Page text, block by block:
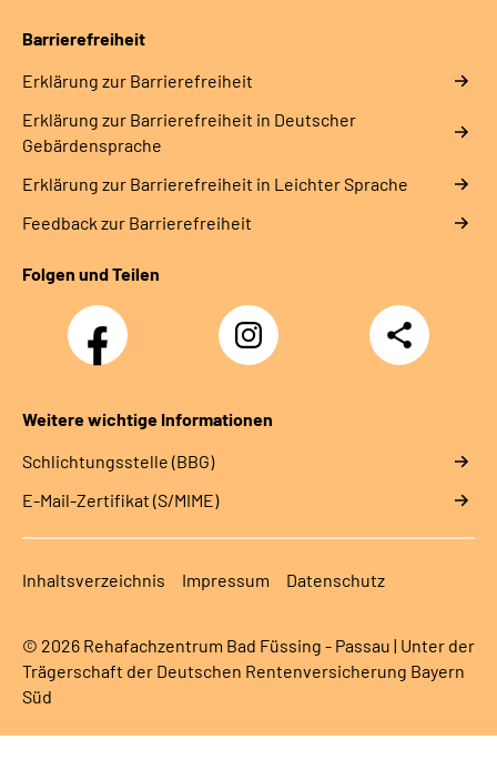
Barrierefreiheit
Erklärung zur Barrierefreiheit
Erklärung zur Barrierefreiheit in Deutscher
Gebärdensprache
Erklärung zur Barrierefreiheit in Leichter Sprache
Feedback zur Barrierefreiheit
Folgen und Teilen
Facebook Instagram
Teilen
Weitere wichtige Informationen
Schlichtungsstelle (BBG)
E-Mail-Zertifikat (S/MIME)
Inhaltsverzeichnis Impressum Datenschutz
© 2026 Rehafachzentrum Bad Füssing - Passau | Unter der
Trägerschaft der Deutschen Rentenversicherung Bayern
Süd